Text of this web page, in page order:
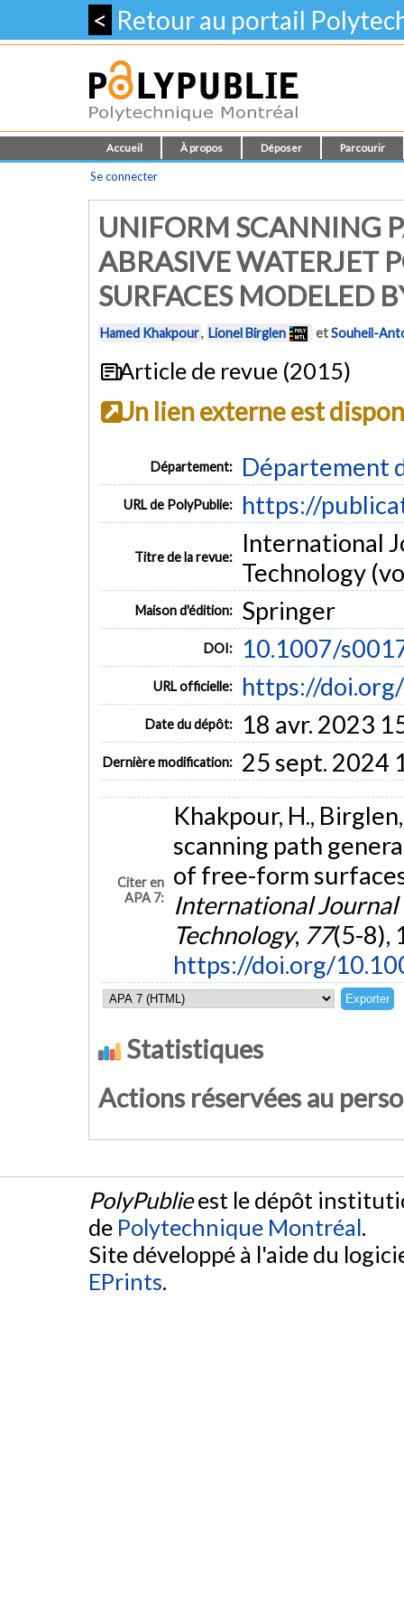
< Retour au portail
Accueil À propos Déposer Parcourir
Se connecter
UNIFORM SCANNING
ABRASIVE WATERJET
SURFACES MODELED
Hamed Khakpour, Lionel Birglen etSouheil-
Article de revue (2015)
Un lien externe est
Département: Département
URL de PolyPublie: https://
Titre de la revue:
International
Technology
Maison d'édition: Springer
DOI: 10.1007/
URL officielle: https://
Date du dépôt: 18 avr. 2023
Dernière modification: 25 sept. 2024
Citer en
APA 7:
Khakpour, H.,
scanning path
of free-form
International
Technology, 77(5-8),
https://doi.org/
Statistiques
Actions réservées au
PolyPublieest le dépôt
de Polytechnique Montréal.
Site développé à l'aide du
EPrints.